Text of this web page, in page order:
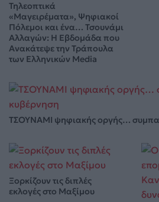
Τηλεοπτικά
«Μαγειρέματα», Ψηφιακοί
Πόλεμοι και ένα… Τσουνάμι
Αλλαγών: Η Εβδομάδα που
Ανακάτεψε την Τράπουλα
των Ελληνικών Media
ΤΣΟΥΝΑΜΙ ψηφιακής οργής…
Ξορκίζουν τις διπλές
εκλογές στο Μαξίμου